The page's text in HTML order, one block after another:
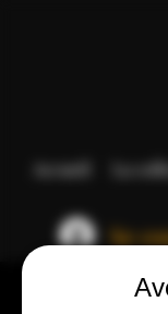
Accueil La
Se